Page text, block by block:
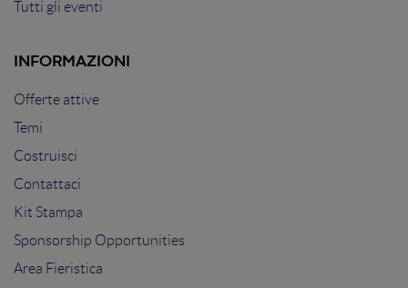
Tutti gli eventi
INFORMAZIONI
Offerte attive
Temi
Costruisci
Contattaci
Kit Stampa
Sponsorship Opportunities
Area Fieristica